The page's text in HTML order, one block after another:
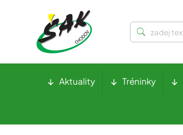
Aktuality Tréninky